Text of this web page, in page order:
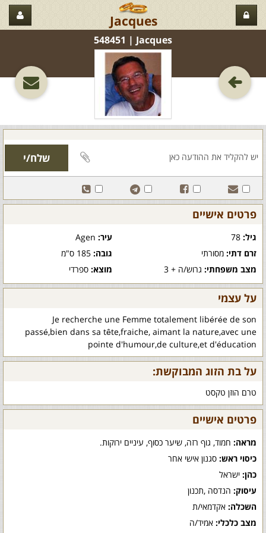
Jacques
Jacques‏ | 548451
פרטים אישיים
גיל: עיר:Agen
זרם דתי: מסורתי גובה:185 ס"מ
מצב משפחתי: גרוש/ה + 3 מוצא:ספרדי
על עצמי
Je recherche une Femme totalement libérée de son
passé,bien dans sa tête,fraiche, aimant la nature,avec une
pointe d'humour,de culture,et d'éducation
על בת הזוג המבוקשת:
טרם הוזן טקסט
פרטים אישיים
מראה: חמוד, גוף רזה, שיער כסוף, עיניים ירוקות.
כיסוי ראש: סגנון אישי אחר
כהן: ישראל
עיסוק: הנדסה ,תכנון
השכלה: אקדמאי/ת
מצב כלכלי: אמיד/ה